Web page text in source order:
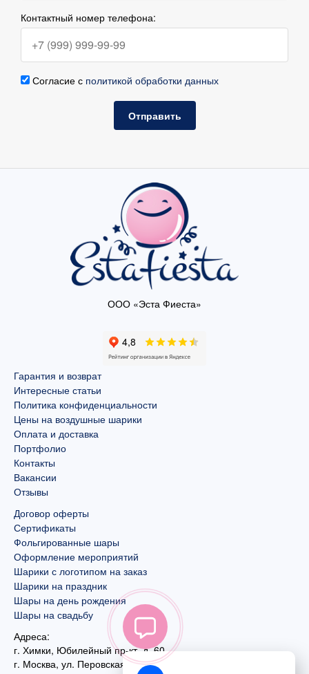
Контактный номер телефона:
Согласие с политикой обработки данных
Отправить
ООО «Эста Фиеста»
Гарантия и возврат
Интересные статьи
Политика конфиденциальности
Цены на воздушные шарики
Оплата и доставка
Портфолио
Контакты
Вакансии
Отзывы
Договор оферты
Сертификаты
Фольгированные шары
Оформление мероприятий
Шарики с логотипом на заказ
Шарики на праздник
Шары на день рождения
Шары на свадьбу
Адреса:
г. Химки, Юбилейный пр-кт, д. 60
г. Москва, ул. Перовская, д. 59